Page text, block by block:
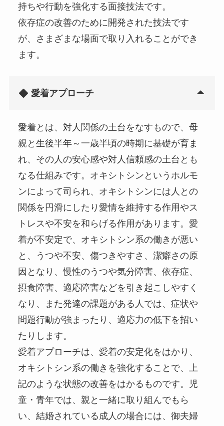
持ちや行動を強化する面接技法です。
依存症の改善のために開発された技法です
が、さまざまな場面で取り入れることができ
ます。
愛着アプローチ
愛着とは、対人関係の土台をなすもので、母
親と生後半年～一歳半頃の時期に基礎が育ま
れ、その人の安心感や対人信頼感の土台とも
なる仕組みです。オキシトシンというホルモ
ンによって司られ、オキシトシンには人との
関係を円滑にしたり愛情を維持する作用やス
トレスや不安を和らげる作用があります。愛
着が不安定で、オキシトシン系の働きが悪い
と、うつや不安、傷つきやすさ、潔癖さの原
因となり、慢性のうつや気分障害、依存症、
摂食障害、適応障害などを引き起こしやすく
なり、また発達の課題がある人では、症状や
問題行動が強まったり、適応力の低下を招い
たりします。
愛着アプローチは、愛着の安定化をはかり、
オキシトシン系の働きを強化することで、上
記のような状態の改善をはかるものです。児
童・青年では、親と一緒に取り組んでもら
い、結婚されている成人の場合には、御夫婦